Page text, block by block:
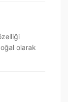
olarak